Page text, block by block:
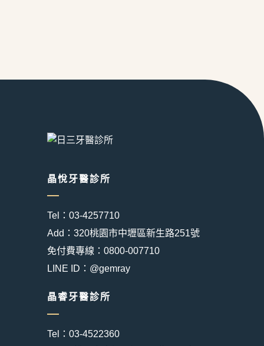
晶悅牙醫診所
Tel：03-4257710
Add：320桃園市中壢區新生路251號
免付費專線：0800-007710
LINE ID：@gemray
晶睿牙醫診所
Tel：03-4522360